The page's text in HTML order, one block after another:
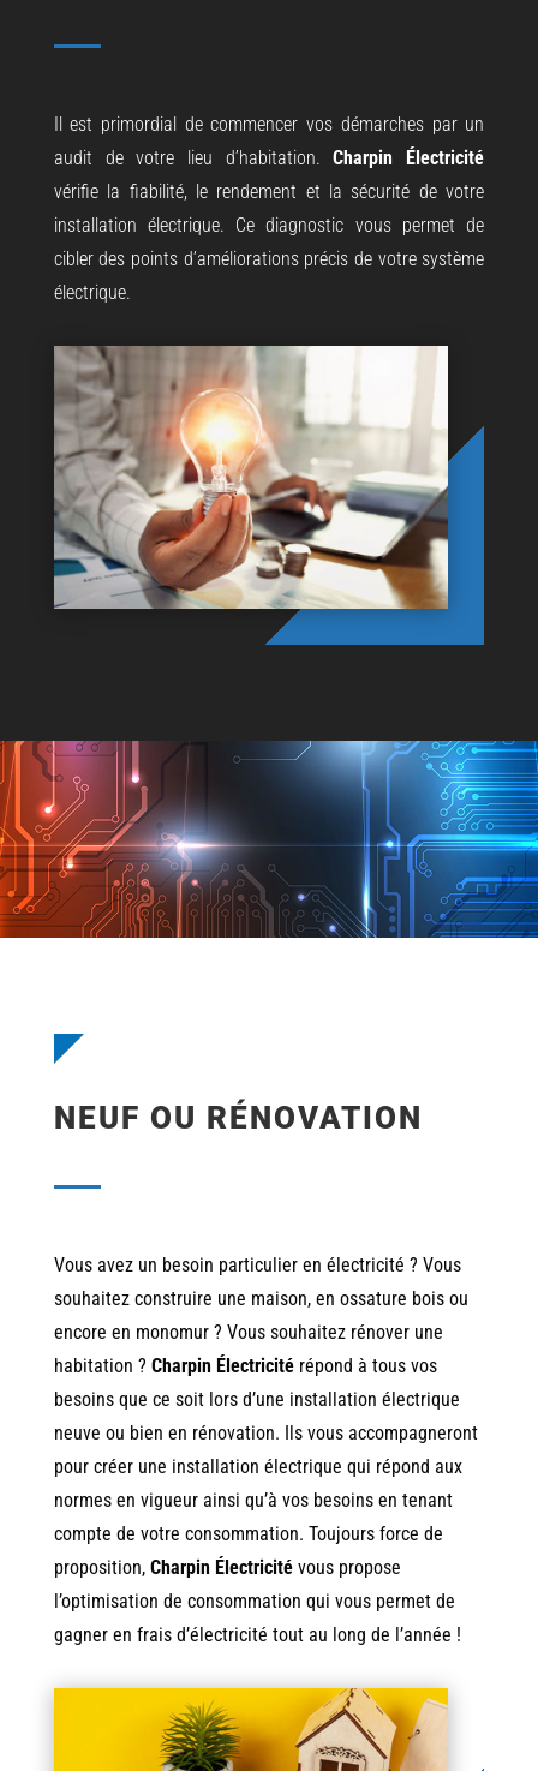
Il est primordial de commencer vos démarches par un
audit de votre lieu d’habitation.Charpin Électricité
vérifie la fiabilité, le rendement et la sécurité de votre
installation électrique. Ce diagnostic vous permet de
cibler des points d’améliorations précis de votre système
électrique.
NEUF OU RÉNOVATION
Vous avez un besoin particulier en électricité ? Vous
souhaitez construire une maison, en ossature bois ou
encore en monomur ? Vous souhaitez rénover une
habitation ? Charpin Électricitérépond à tous vos
besoins que ce soit lors d’une installation électrique
neuve ou bien en rénovation. Ils vous accompagneront
pour créer une installation électrique qui répond aux
normes en vigueur ainsi qu’à vos besoins en tenant
compte de votre consommation. Toujours force de
proposition, Charpin Électricitévous propose
l’optimisation de consommation qui vous permet de
gagner en frais d’électricité tout au long de l’année !